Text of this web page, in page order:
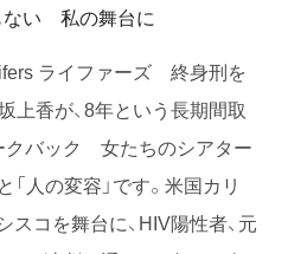
ない 私の舞台に
ライファーズ 終身刑を
上香が、8年という長期間取
クバック 女たちのシアター
「人の変容」です。米国カリ
コを舞台に、HIV陽性者、元